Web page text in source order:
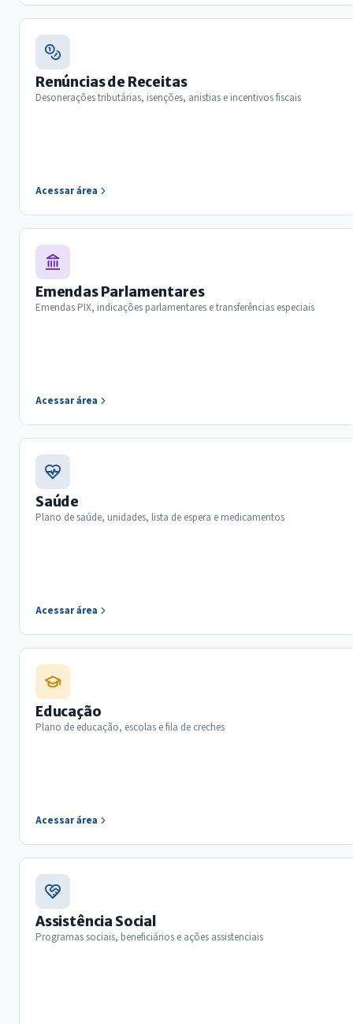
Renúncias de Receitas
Desonerações tributárias, isenções, anistias e incentivos fiscais
Acessar área
Emendas Parlamentares
Emendas PIX, indicações parlamentares e transferências especiais
Acessar área
Saúde
Plano de saúde, unidades, lista de espera e medicamentos
Acessar área
Educação
Plano de educação, escolas e fila de creches
Acessar área
Assistência Social
Programas sociais, beneficiários e ações assistenciais